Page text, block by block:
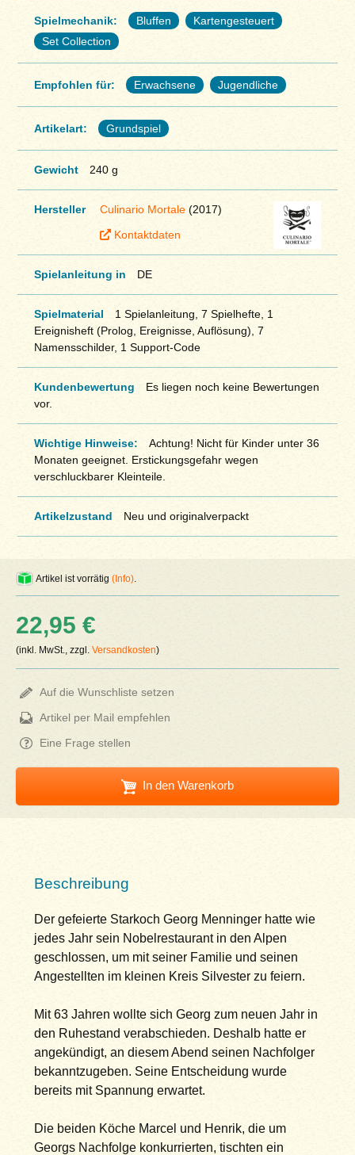
Spielmechanik: Bluffen
Kartengesteuert
Set Collection
Empfohlen für: Erwachsene Jugendliche
Artikelart: Grundspiel
Gewicht 240 g
Hersteller Culinario Mortale(2017)
Kontaktdaten
Spielanleitung in DE
Spielmaterial
1 Spielanleitung, 7 Spielhefte, 1
Ereignisheft (Prolog, Ereignisse, Auflösung), 7
Namensschilder, 1 Support-Code
Kundenbewertung
Es liegen noch keine Bewertungen
vor.
Wichtige Hinweise:
Achtung! Nicht für Kinder unter 36
Monaten geeignet. Erstickungsgefahr wegen
verschluckbarer Kleinteile.
Artikelzustand Neu und originalverpackt
Artikel ist vorrätig(Info)
22,95 €
(inkl. MwSt., zzgl.Versandkosten)
Auf die Wunschliste setzen
Artikel per Mail empfehlen
Eine Frage stellen
In den Warenkorb
Beschreibung
Der gefeierte Starkoch Georg Menninger hatte wie
jedes Jahr sein Nobelrestaurant in den Alpen
geschlossen, um mit seiner Familie und seinen
Angestellten im kleinen Kreis Silvester zu feiern.
Mit 63 Jahren wollte sich Georg zum neuen Jahr in
den Ruhestand verabschieden. Deshalb hatte er
angekündigt, an diesem Abend seinen Nachfolger
bekanntzugeben. Seine Entscheidung wurde
bereits mit Spannung erwartet.
Die beiden Köche Marcel und Henrik, die um
Georgs Nachfolge konkurrierten, tischten ein